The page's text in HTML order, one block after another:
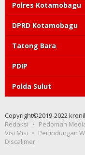
Polres Kotamobagu
DPRD Kotamobagu
Tatong Bara
PDIP
Polda Sulut
Copyright©2019-2022
Redaksi
Pedoman
Visi Misi
Perlindungan
Discalimer